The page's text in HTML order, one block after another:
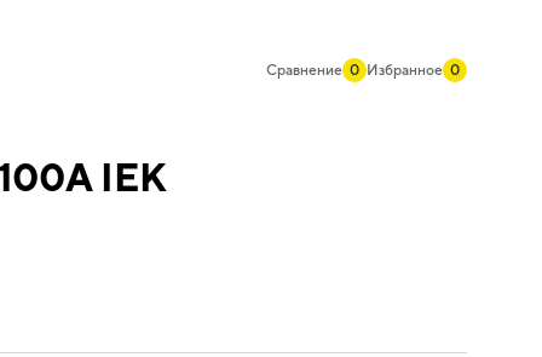
Сравнение 0 Избранное 0
IEK